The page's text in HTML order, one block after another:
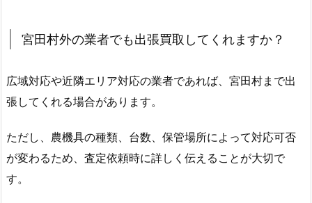
宮田村外の業者でも出張買取してくれますか？
広域対応や近隣エリア対応の業者であれば、宮田村まで出
張してくれる場合があります。
ただし、農機具の種類、台数、保管場所によって対応可否
が変わるため、査定依頼時に詳しく伝えることが大切で
す。